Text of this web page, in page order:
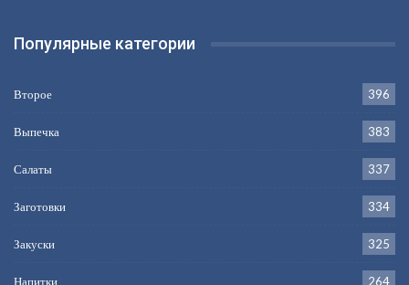
Популярные категории
Второе 396
Выпечка 383
Салаты 337
Заготовки 334
Закуски 325
Напитки 264